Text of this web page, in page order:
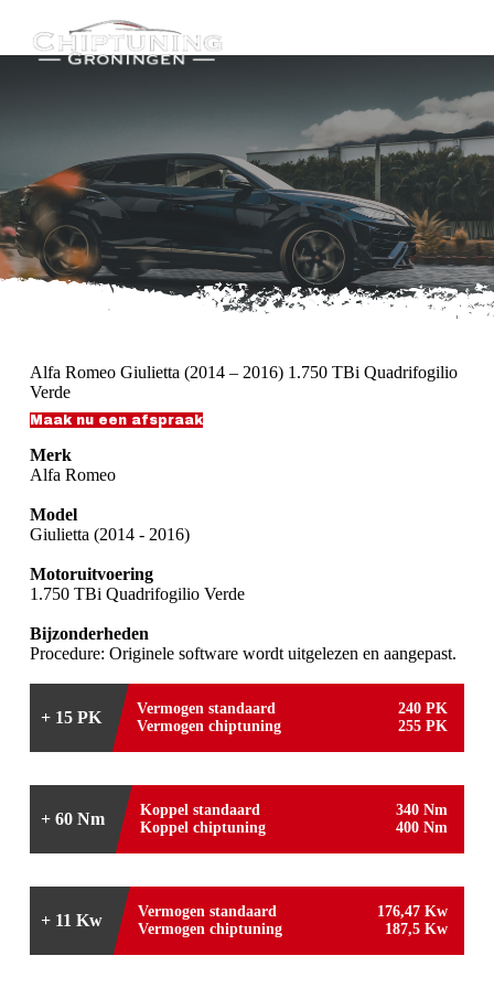
n
i
n
h
u
d
Alfa Romeo Giulietta (2014 – 2016) 1.750 TBi Quadrifogilio
Verde
Maak nu een afspraak
Merk
Alfa Romeo
Model
Giulietta (2014 - 2016)
Motoruitvoering
1.750 TBi Quadrifogilio Verde
Bijzonderheden
Procedure: Originele software wordt uitgelezen en aangepast.
+ 15 PK Vermogen standaard
240 PK
Vermogen chiptuning
255 PK
+ 60 Nm Koppel standaard
340 Nm
Koppel chiptuning
400 Nm
+ 11 Kw Vermogen standaard
176,47 Kw
Vermogen chiptuning
187,5 Kw